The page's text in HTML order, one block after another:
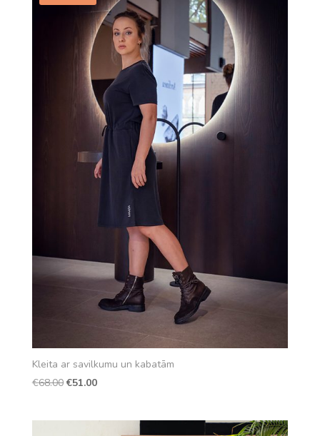
Kleita ar savilkumu un kabatām
€68.00Original
€51.00Current
€51.00.